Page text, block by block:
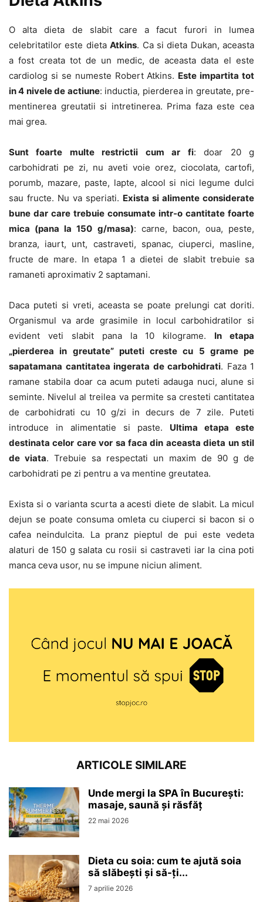
O alta dieta de slabit care a facut furori in lumea
celebritatilor este dietaAtkins. Ca si dieta Dukan, aceasta
a fost creata tot de un medic, de aceasta data el este
cardiolog si se numeste Robert Atkins. Este impartita tot
in 4 nivele de actiune: inductia, pierderea in greutate, pre-
mentinerea greutatii si intretinerea. Prima faza este cea
mai grea.
Sunt foarte multe restrictii cum ar fi: doar 20 g
carbohidrati pe zi, nu aveti voie orez, ciocolata, cartofi,
porumb, mazare, paste, lapte, alcool si nici legume dulci
sau fructe. Nu va speriati. Exista si alimente considerate
bune dar care trebuie consumate intr-o cantitate foarte
mica (pana la 150 g/masa): carne, bacon, oua, peste,
branza, iaurt, unt, castraveti, spanac, ciuperci, masline,
fructe de mare. In etapa 1 a dietei de slabit trebuie sa
ramaneti aproximativ 2 saptamani.
Daca puteti si vreti, aceasta se poate prelungi cat doriti.
Organismul va arde grasimile in locul carbohidratilor si
evident veti slabit pana la 10 kilograme. In etapa
„pierderea in greutate” puteti creste cu 5 grame pe
sapatamana cantitatea ingerata de carbohidrati. Faza 1
ramane stabila doar ca acum puteti adauga nuci, alune si
seminte. Nivelul al treilea va permite sa cresteti cantitatea
de carbohidrati cu 10 g/zi in decurs de 7 zile. Puteti
introduce in alimentatie si paste. Ultima etapa este
destinata celor care vor sa faca din aceasta dieta un stil
de viata. Trebuie sa respectati un maxim de 90 g de
carbohidrati pe zi pentru a va mentine greutatea.
Exista si o varianta scurta a acesti diete de slabit. La micul
dejun se poate consuma omleta cu ciuperci si bacon si o
cafea neindulcita. La pranz pieptul de pui este vedeta
alaturi de 150 g salata cu rosii si castraveti iar la cina poti
manca ceva usor, nu se impune niciun aliment.
ARTICOLE SIMILARE
Unde mergi la SPA în București:
masaje, saună și răsfăț
22 mai 2026
Dieta cu soia: cum te ajută soia
să slăbești și să-ți...
7 aprilie 2026